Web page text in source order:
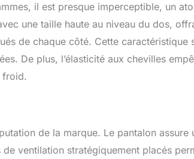
il est presque imperceptible, un
une taille haute au niveau du dos,
de chaque côté. Cette caractéristique
De plus, l’élasticité aux chevilles
froid.
de la marque. Le pantalon assure
ventilation stratégiquement placés